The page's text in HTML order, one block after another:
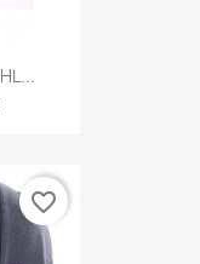
favorite_border